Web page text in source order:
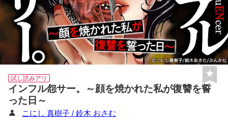
試し読みアリ
インフル怨サー。～顔を焼かれた私が復讐を誓
った日～
こにし 真樹子 / 鈴木 おさむ
マイ本棚から探す
最近読んだ作品 お気に入り